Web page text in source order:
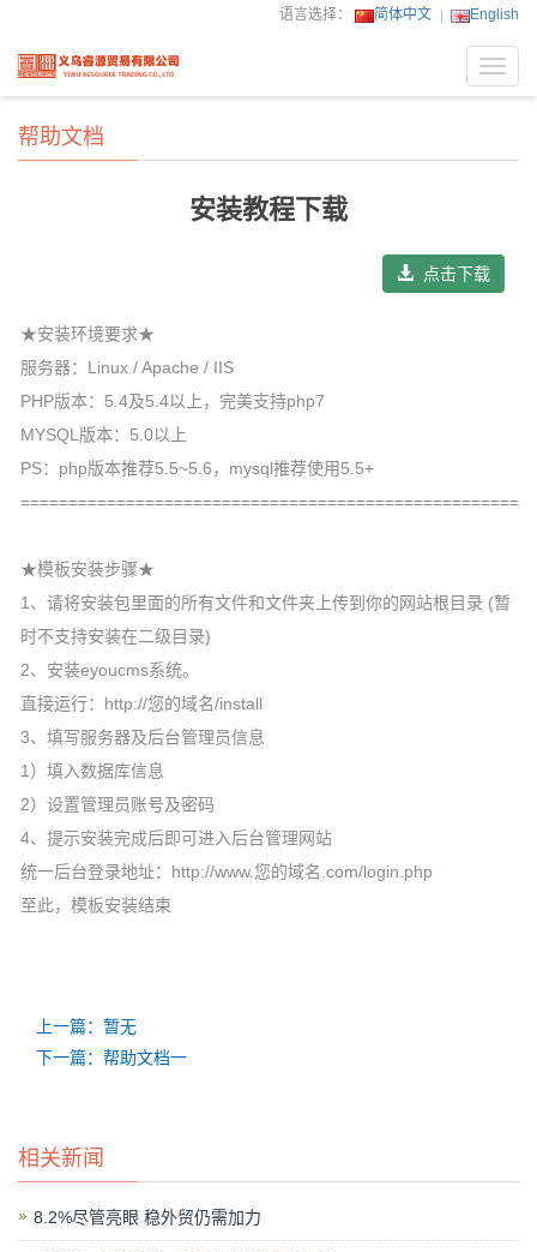
语言选择： 简体中文 English
帮助文档
安装教程下载
点击下载
★安装环境要求★
服务器：Linux / Apache / IIS
PHP版本：5.4及5.4以上，完美支持php7
MYSQL版本：5.0以上
PS：php版本推荐5.5~5.6，mysql推荐使用5.5+
★模板安装步骤★
1、请将安装包里面的所有文件和文件夹上传到你的网站根目录 (暂
时不支持安装在二级目录)
2、安装eyoucms系统。
直接运行：http://您的域名/install
3、填写服务器及后台管理员信息
1）填入数据库信息
2）设置管理员账号及密码
4、提示安装完成后即可进入后台管理网站
统一后台登录地址：http://www.您的域名.com/login.php
至此，模板安装结束
上一篇：暂无
下一篇：帮助文档一
相关新闻
8.2%尽管亮眼 稳外贸仍需加力